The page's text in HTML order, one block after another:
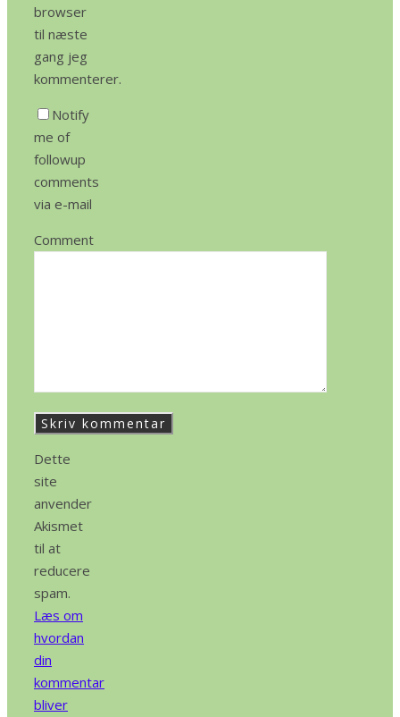
browser
til næste
gang jeg
kommenterer.
Notify
me of
followup
comments
via e-mail
Comment
Dette
site
anvender
Akismet
til at
reducere
spam.
Læs om
hvordan
din
kommentar
bliver